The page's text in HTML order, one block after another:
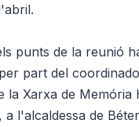
punts de la reunió
part del
la Xarxa de Memória
a l'alcaldessa de